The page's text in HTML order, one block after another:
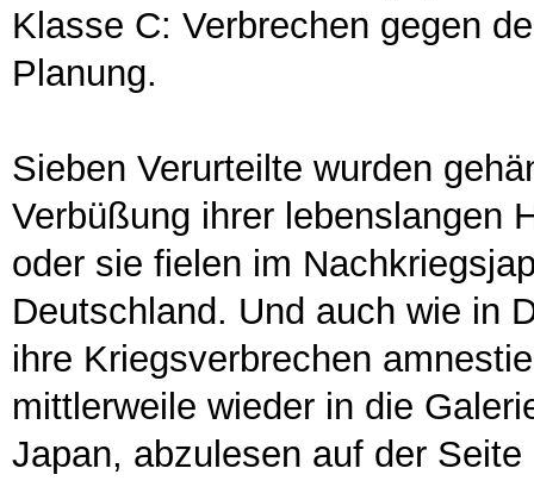
Klasse C: Verbrechen gegen
Planung.
Sieben Verurteilte wurden
Verbüßung ihrer lebenslangen
oder sie fielen im
Deutschland. Und auch wie in
ihre Kriegsverbrechen
mittlerweile wieder in die
Japan, abzulesen auf der